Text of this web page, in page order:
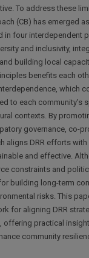
To address these
(CB) has emerged
in four interdependent
and inclusivity,
building local
benefits each
which
to each community's
contexts. By
governance, co-
aligns DRR efforts
and effective.
constraints and
building long-term
risks. This
for aligning DRR
offering practical
community